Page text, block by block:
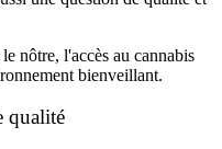
nôtre, l'accès au cannabis
bienveillant.
qualité